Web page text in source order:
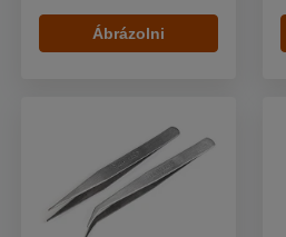
Ábrázolni